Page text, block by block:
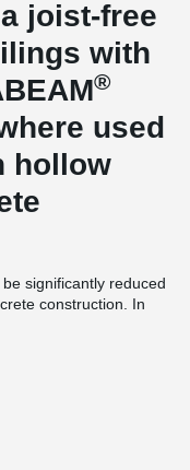
joist-free
with
®
used
hollow
significantly reduced
construction. In
Peikko composite